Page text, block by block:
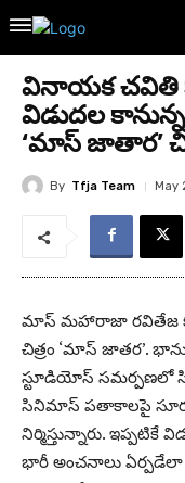
వినాయక చవితి
విడుదల
‘మాస్ జాతార’
By Tfja Team May
మాస్ మహారాజా రవితేజ
చిత్రం ‘మాస్ జాతర’. భాను
స్టూడియోస్ సమర్పణలో
సినిమాస్‌ పతాకాలపై
నిర్మిస్తున్నారు. ఇప్పటికే
భారీ అంచనాలు ఏర్పడేలా